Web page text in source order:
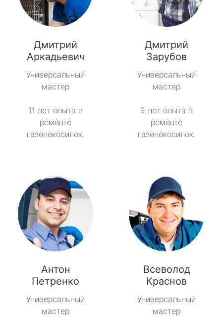
Дмитрий
Аркадьевич
Универсальный
мастер
11 лет опыта в
ремонте
газонокосилок.
Дмитрий
Зарубов
Универсальный
мастер
9 лет опыта в
ремонте
газонокосилок.
Антон
Петренко
Универсальный
мастер
Всеволод
Краснов
Универсальный
мастер